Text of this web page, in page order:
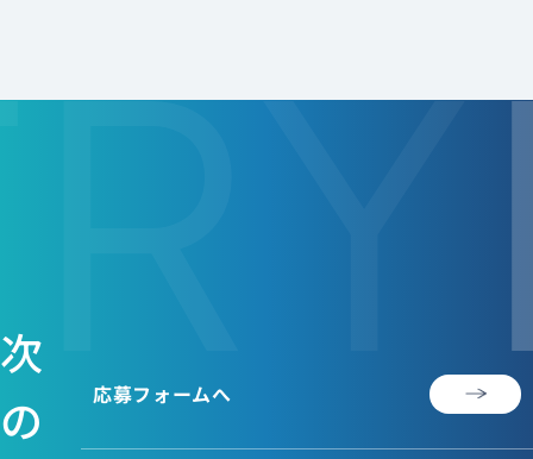
次
の
応募フォームへ